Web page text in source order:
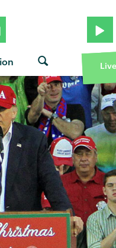
Lindas · "Burning out"
Live